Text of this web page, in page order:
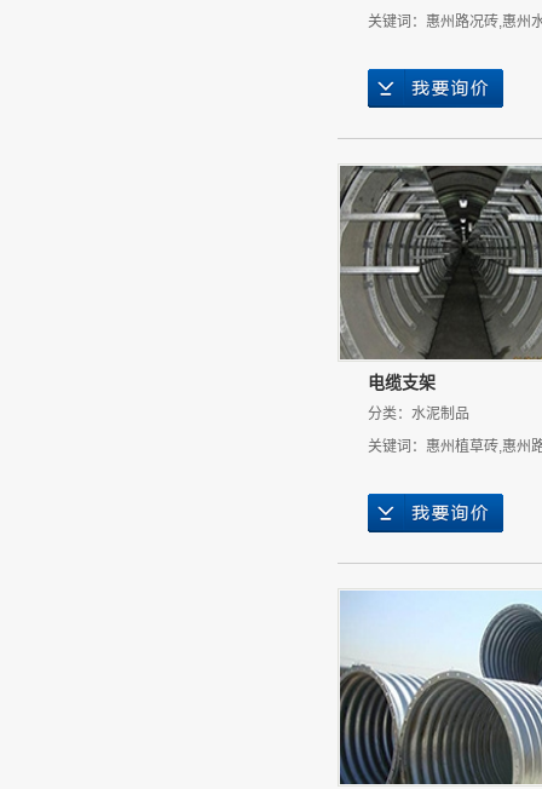
关键词： 惠州路况砖,惠州
电缆支架
分类： 水泥制品
关键词： 惠州植草砖,惠州